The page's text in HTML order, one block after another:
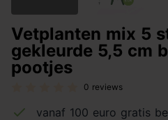
Vetplanten mix 5
gekleurde 5,5 cm
pootjes
0 reviews
vanaf 100 euro gratis